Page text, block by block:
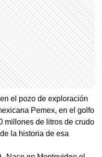
el pozo de exploración
Pemex, en el golfo
millones de litros de crudo
la historia de esa